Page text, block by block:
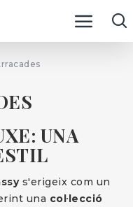
UNA
s'erigeix com un
una col·lecció